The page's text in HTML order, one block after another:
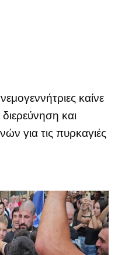
καίνε
και
για τις πυρκαγιές